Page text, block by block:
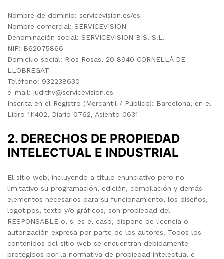
Nombre de dominio: servicevision.es/es
Nombre comercial: SERVICEVISION
Denominación social: SERVICEVISION BIS, S.L.
NIF: B62075866
Domicilio social: Rios Rosas, 20 8940 CORNELLÀ DE
LLOBREGAT
Teléfono: 932238630
e-mail: judithv@servicevision.es
Inscrita en el Registro (Mercantil / Público): Barcelona, en el
Libro 111402, Diario 0762, Asiento 0631
2. DERECHOS DE PROPIEDAD
INTELECTUAL E INDUSTRIAL
El sitio web, incluyendo a título enunciativo pero no
limitativo su programación, edición, compilación y demás
elementos necesarios para su funcionamiento, los diseños,
logotipos, texto y/o gráficos, son propiedad del
RESPONSABLE o, si es el caso, dispone de licencia o
autorización expresa por parte de los autores. Todos los
contenidos del sitio web se encuentran debidamente
protegidos por la normativa de propiedad intelectual e